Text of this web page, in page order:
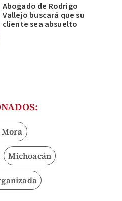
Abogado de Rodrigo
Vallejo buscará que su
cliente sea absuelto
Michoacán